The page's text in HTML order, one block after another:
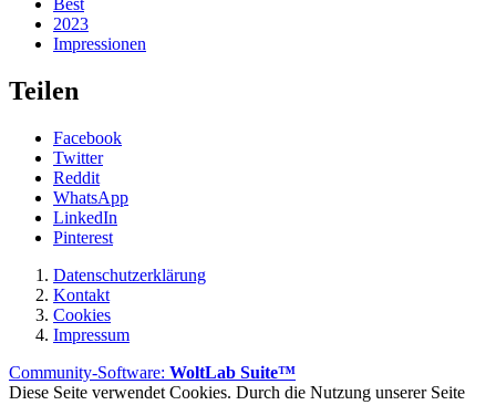
Best
2023
Impressionen
Teilen
Facebook
Twitter
Reddit
WhatsApp
LinkedIn
Pinterest
Datenschutzerklärung
Kontakt
Cookies
Impressum
Community-Software: WoltLab Suite™
Diese Seite verwendet Cookies. Durch die Nutzung unserer Seite